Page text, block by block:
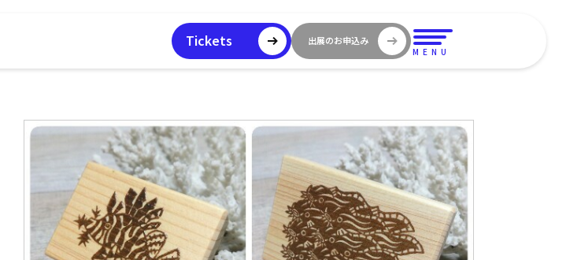
Tickets 出展のお申込み
MENU